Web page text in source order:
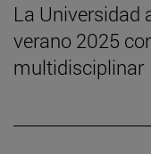
La Universidad
verano 2025
multidisciplinar